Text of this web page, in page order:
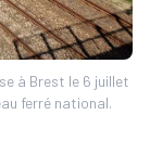
à Brest le 6 juillet
ferré national.